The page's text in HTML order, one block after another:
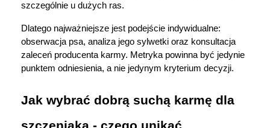
szczególnie u dużych ras.
Dlatego najważniejsze jest podejście indywidualne:
obserwacja psa, analiza jego sylwetki oraz konsultacja
zaleceń producenta karmy. Metryka powinna być jedynie
punktem odniesienia, a nie jedynym kryterium decyzji.
Jak wybrać dobrą suchą karmę dla